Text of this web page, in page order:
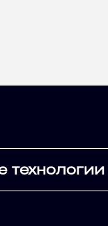
технологии